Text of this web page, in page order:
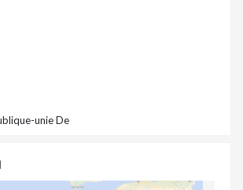
unie De